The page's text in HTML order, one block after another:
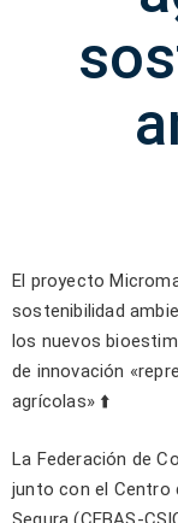
El proyecto
sostenibilidad
los nuevos
de innovación
agrícolas» ⬆️
La Federación de
junto con el Centro